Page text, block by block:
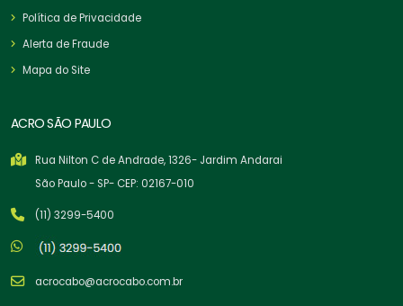
Política de Privacidade
Alerta de Fraude
Mapa do Site
ACRO SÃO PAULO
Rua Nilton C de Andrade, 1326- Jardim Andarai
São Paulo - SP- CEP: 02167-010
(11) 3299-5400
acrocabo@acrocabo.com.br